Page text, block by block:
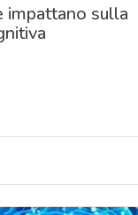
impattano sulla